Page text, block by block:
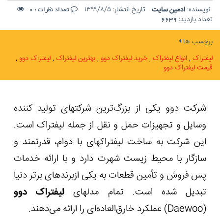
نویسنده: ادمین سایت تاریخ انتشار: ۱۳۹۹/۸/۵ تعداد نظرات : 0
تعداد بازدید: 6639
برچسب ها
لیفتراک انواع لیفتراک خرید لیفتراک دوو بهترین لیفتراک لیفتراک دوو
قیمت لیفتراک دوو
شرکت دوو یکی از بزرگ‌ترین شرکت‏های تولید کننده
وسایل و تجهیزات حمل و نقل از جمله لیفتراک است.
این شرکت به ساخت لیفتراک‏های با دوام، قدرتمند و
سازگار با محیط زیست شهرت دارد و با ارائه خدمات
پس فروش و تأمین قطعات به یکی ازبرندهای برتر دنیا
تبدیل شده است. تمام مدل‏های لیفتراک دوو
(
Daewoo) عملکرد خارق‌العاده‌ای را ارائه می‌دهند.